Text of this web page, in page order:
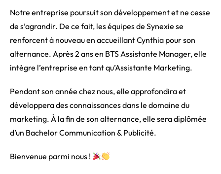
Notre entreprise poursuit son développement et ne cesse
de s’agrandir. De ce fait, les équipes de Synexie se
renforcent à nouveau en accueillant Cynthia pour son
alternance. Après 2 ans en BTS Assistante Manager, elle
intègre l’entreprise en tant qu’Assistante Marketing.
Pendant son année chez nous, elle approfondira et
développera des connaissances dans le domaine du
marketing. À la fin de son alternance, elle sera diplômée
d’un Bachelor Communication & Publicité.
Bienvenue parmi nous !